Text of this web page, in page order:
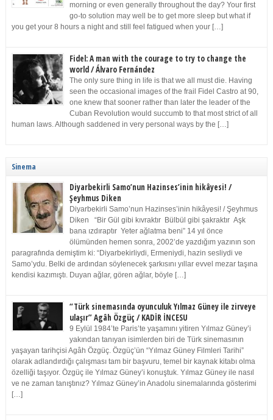
morning or even generally throughout the day? Your first
go-to solution may well be to get more sleep but what if
you get your 8 hours a night and still feel fatigued when your […]
Fidel: A man with the courage to try to change the
world / Álvaro Fernández
The only sure thing in life is that we all must die. Having
seen the occasional images of the frail Fidel Castro at 90,
one knew that sooner rather than later the leader of the
Cuban Revolution would succumb to that most strict of all
human laws. Although saddened in very personal ways by the […]
Sinema
Diyarbekirli Samo’nun Hazinses’inin hikâyesi! /
Şeyhmus Diken
Diyarbekirli Samo’nun Hazinses’inin hikâyesi! / Şeyhmus
Diken “Bir Gül gibi kıvraktır Bülbül gibi şakraktır Aşk
bana ızdıraptır Yeter ağlatma beni” 14 yıl önce
ölümünden hemen sonra, 2002’de yazdığım yazının son
paragrafında demiştim ki: “Diyarbekirliydi, Ermeniydi, hazin sesliydi ve
Samo’ydu. Belki de ardından söylenecek şarkısını yıllar evvel mezar taşına
kendisi kazımıştı. Duyan ağlar, gören ağlar, böyle […]
“Türk sinemasında oyunculuk Yılmaz Güney ile zirveye
ulaşır” Agâh Özgüç / KADİR İNCESU
9 Eylül 1984’te Paris’te yaşamını yitiren Yılmaz Güney’i
yakından tanıyan isimlerden biri de Türk sinemasının
yaşayan tarihçisi Agâh Özgüç. Özgüç’ün “Yılmaz Güney Filmleri Tarihi”
olarak adlandırdığı çalışması tam bir başvuru, temel bir kaynak kitabı olma
özelliği taşıyor. Özgüç ile Yılmaz Güney’i konuştuk. Yılmaz Güney ile nasıl
ve ne zaman tanıştınız? Yılmaz Güney’in Anadolu sinemalarında gösterimi
[…]